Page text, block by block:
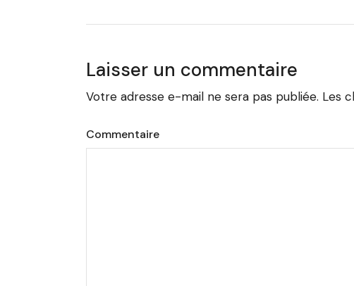
Laisser un commentaire
Votre adresse e-mail ne sera pas publiée. Les
Commentaire